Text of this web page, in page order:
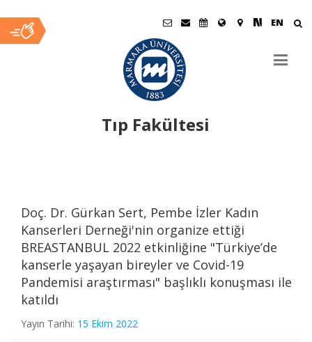
EN
Tıp Fakültesi
İçerikDoç. Dr. Gürkan Sert, Pembe İzler Kadın
Kanserleri Derneği'nin organize ettiği
BREASTANBUL 2022 etkinliğine "Türkiye’de
kanserle yaşayan bireyler ve Covid-19
Pandemisi araştırması" başlıklı konuşması ile
katıldı
Yayın Tarihi: 15 Ekim 2022
Doç. Dr. Gürkan Sert, Pembe İzler Kadın Kanserleri
Derneği'nin organize ettiği BREASTANBUL 2022 etkinliğine
araştırması" başlıklı konuşması ile katıldı
"Introduction to History of Medicine" dersi ile eğitim öğretim
yılına başladık
Anabilim Dalı Başkanımız Doç. Dr. Gürkan Sert'in "Çocuk
Göğüs Hastalıkları 6. Kongresi"nin "Çocuk Göğüs
Hastalıklarında Eğitimin Standardizasyonu, Özlük Haklarımız